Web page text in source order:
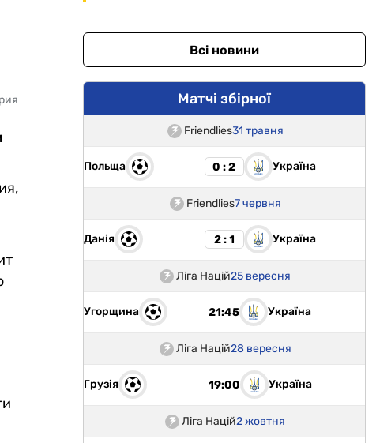
Всі новини
Матчі збірної
Friendlies31 травня
Польща 0 : 2 Україна
Friendlies7 червня
Данія 2 : 1 Україна
Ліга Націй25 вересня
Угорщина 21:45 Україна
Ліга Націй28 вересня
Грузія 19:00 Україна
Ліга Націй2 жовтня